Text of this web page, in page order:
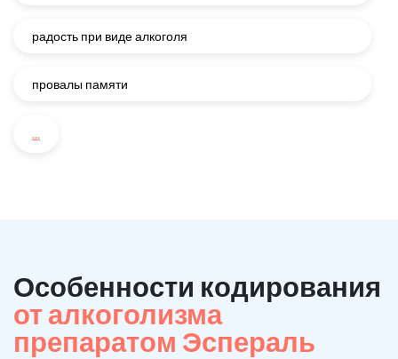
радость при виде алкоголя
провалы памяти
...
Особенности кодирования
от алкоголизма
препаратом Эспераль